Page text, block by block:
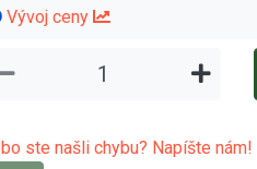
Vývoj ceny
ste našli chybu? Napíšte nám!